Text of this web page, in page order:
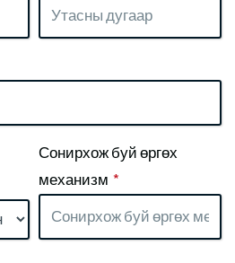
Сонирхож буй өргөх
механизм *